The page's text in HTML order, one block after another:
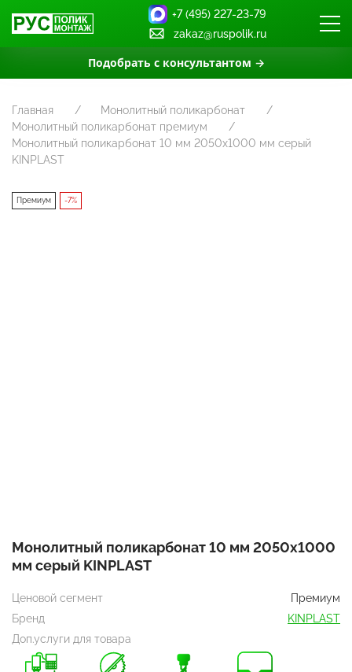
Подобрать с консультантом →
+7 (495) 227-23-79
zakaz@ruspolik.ru
Главная
Монолитный поликарбонат
Монолитный поликарбонат премиум
Монолитный поликарбонат 10 мм 2050х1000 мм серый
KINPLAST
Премиум -7%
Монолитный поликарбонат 10 мм 2050х1000
мм серый KINPLAST
Ценовой сегмент
Премиум
Бренд
KINPLAST
Доп.услуги для товара